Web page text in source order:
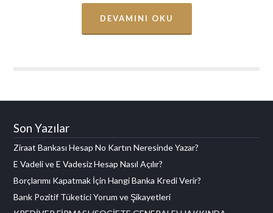
DEVAMINI OKU
Son Yazılar
Ziraat Bankası Hesap No Kartın Neresinde Yazar?
E Vadeli ve E Vadesiz Hesap Nasıl Açılır?
Borçlarımı Kapatmak İçin Hangi Banka Kredi Verir?
Bank Pozitif Tüketici Yorum ve Şikayetleri